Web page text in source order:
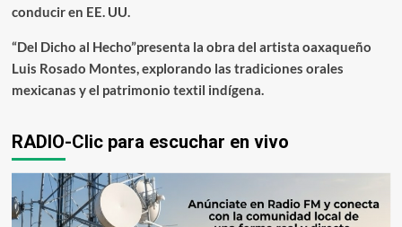
conducir en EE. UU.
“Del Dicho al Hecho”presenta la obra del artista oaxaqueño
Luis Rosado Montes, explorando las tradiciones orales
mexicanas y el patrimonio textil indígena.
RADIO-Clic para escuchar en vivo